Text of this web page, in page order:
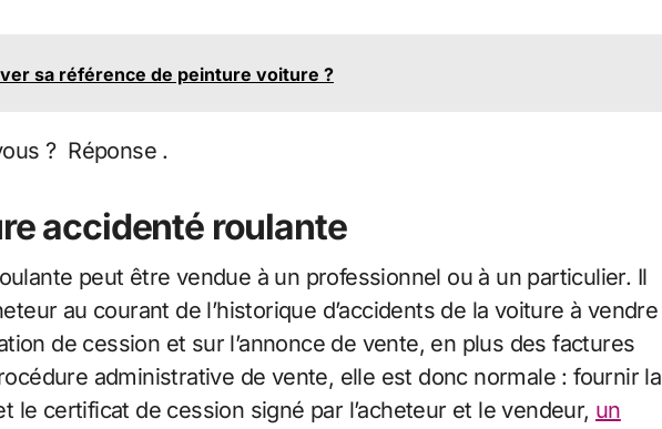
sa référence de peinture voiture ?
? Réponse .
accidenté roulante
peut être vendue à un professionnel ou à un particulier. Il
au courant de l’historique d’accidents de la voiture à vendre
de cession et sur l’annonce de vente, en plus des factures
administrative de vente, elle est donc normale : fournir la
le certificat de cession signé par l’acheteur et le vendeur, un